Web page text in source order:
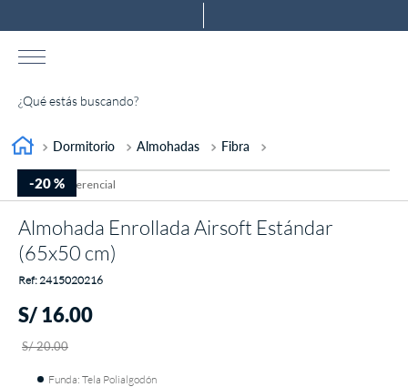
¿Qué estás buscando?
Dormitorio Almohadas Fibra
-20 %
Almohada Enrollada Airsoft Estándar
(65x50 cm)
: 2415020216
S/16.00
S/20.00
Funda: Tela Polialgodón
TÉRMINOS MÁS BUSCADOS
1.
almohada
2.
colchones drimer
3
ventus